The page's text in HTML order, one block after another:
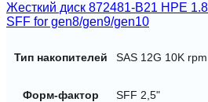
Жесткий диск 872481-B21 HPE
SFF for gen8/gen9/gen10
Тип накопителей SAS 12G 10K rpm
Форм-фактор SFF 2,5"